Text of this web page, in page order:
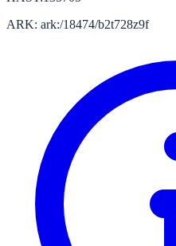
ARK: ark:/18474/b2t728z9f